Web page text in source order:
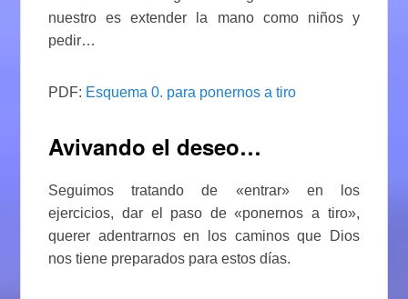
nuestro es extender la mano como niños y
pedir…
PDF: Esquema 0. para ponernos a tiro
Avivando el deseo…
Seguimos tratando de «entrar» en los
ejercicios, dar el paso de «ponernos a tiro»,
querer adentrarnos en los caminos que Dios
nos tiene preparados para estos días.